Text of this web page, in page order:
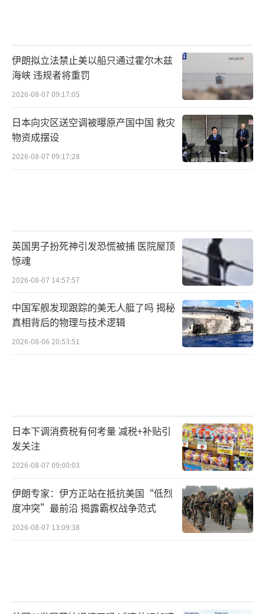
伊朗拟立法禁止美以船只通过霍尔木兹
海峡 违规者将重罚
2026-08-07 09:17:05
日本向灾区送空调被曝原产国中国 救灾
物资成摆设
2026-08-07 09:17:28
英国男子扮死神引发恐慌被捕 医院屋顶
惊魂
2026-08-07 14:57:57
中国军舰发现跟踪的美无人艇了吗 揭秘
真相背后的物理与技术逻辑
2026-08-06 20:53:51
日本下调消费税有何考量 减税+补贴引
发关注
2026-08-07 09:00:03
伊朗专家：伊方正站在抵抗美国“低烈
度冲突”最前沿 揭露霸权战争范式
2026-08-07 13:09:38